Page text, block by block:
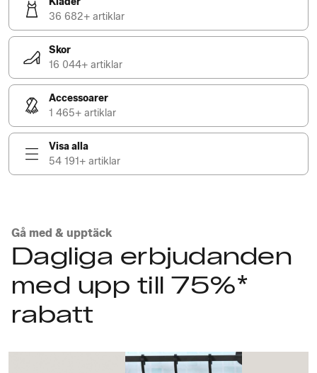
36 682+ artiklar
Skor
16 044+ artiklar
Accessoarer
1 465+ artiklar
Visa alla
54 191+ artiklar
Gå med & upptäck
Dagliga erbjudanden
med upp till 75%*
rabatt